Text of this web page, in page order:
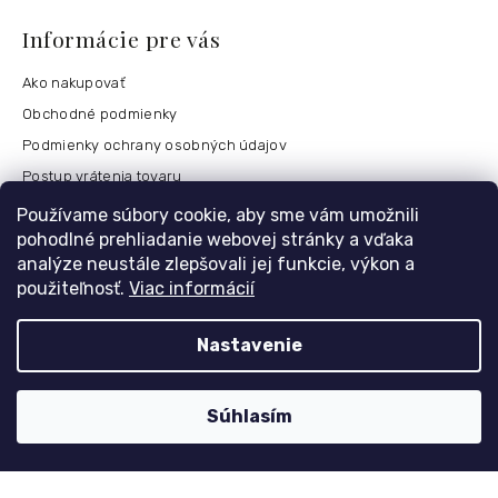
Používame súbory cookie, aby sme vám umožnili
pohodlné prehliadanie webovej stránky a vďaka
analýze neustále zlepšovali jej funkcie, výkon a
použiteľnosť. Viac informácií
Nastavenie
Súhlasím
Informácie pre vás
Ako nakupovať
Obchodné podmienky
Podmienky ochrany osobných údajov
Postup vrátenia tovaru
Česko
Môj účet
Přihlášení